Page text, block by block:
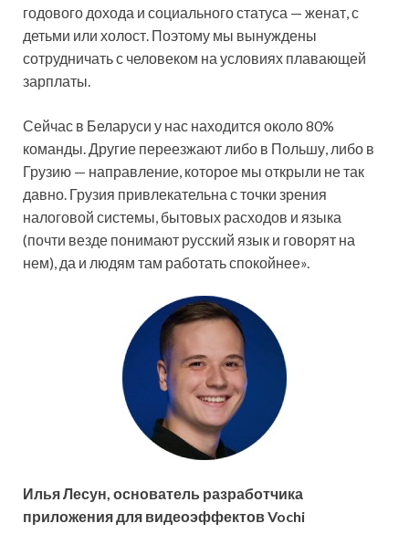
годового дохода и социального статуса — женат, с
детьми или холост. Поэтому мы вынуждены
сотрудничать с человеком на условиях плавающей
зарплаты.
Сейчас в Беларуси у нас находится около 80%
команды. Другие переезжают либо в Польшу, либо в
Грузию — направление, которое мы открыли не так
давно. Грузия привлекательна с точки зрения
налоговой системы, бытовых расходов и языка
(почти везде понимают русский язык и говорят на
нем), да и людям там работать спокойнее».
Илья Лесун, основатель разработчика
приложения для видеоэффектов Vochi